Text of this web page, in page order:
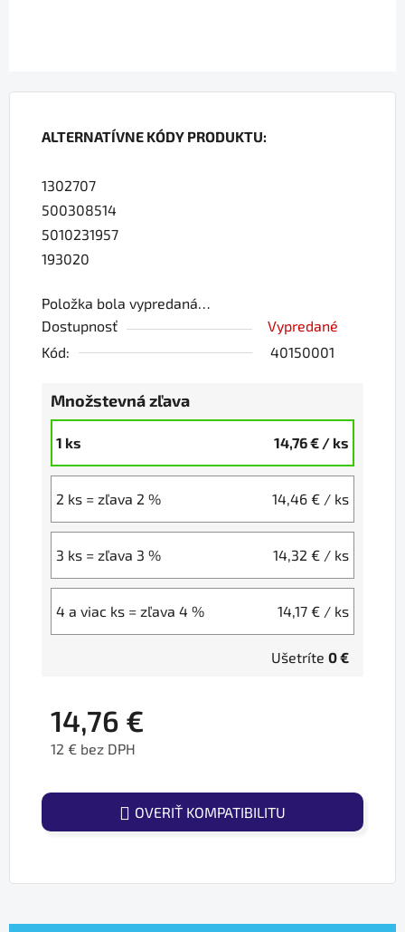
ALTERNATÍVNE KÓDY PRODUKTU:
1302707
500308514
5010231957
193020
Položka bola vypredaná…
Dostupnosť
Vypredané
Kód:
40150001
Množstevná zľava
1 ks 14,76 € / ks
2 ks = zľava 2 % 14,46 € / ks
3 ks = zľava 3 % 14,32 € / ks
4 a viac ks = zľava 4 % 14,17 € / ks
Ušetríte 0 €
14,76 €
12 € bez DPH
OVERIŤ KOMPATIBILITU